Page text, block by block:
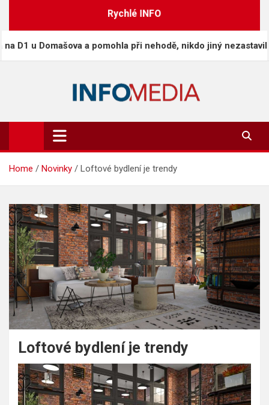
Rychlé INFO
Domašova a pomohla při nehodě, nikdo jiný nezastavil
Info-Media.cz
Zprávy, media a souvislosti dneška
Home Novinky Loftové bydlení je trendy
Loftové bydlení je trendy